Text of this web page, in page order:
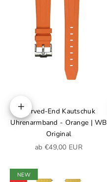
Optionen auswählen
Curved-End Kautschuk
Uhrenarmband - Orange | WB
Original
Angebot
ab €49,00 EUR
NEW